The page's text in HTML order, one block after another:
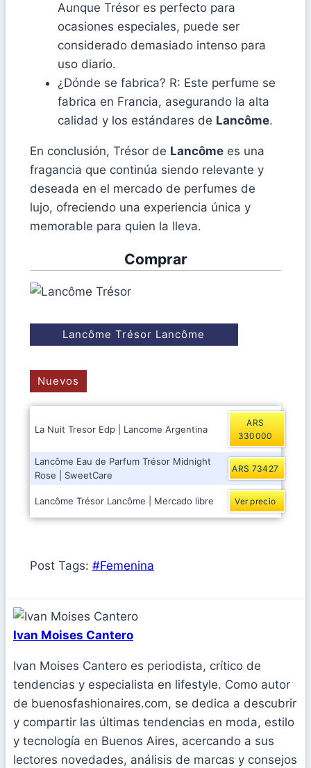
Aunque Trésor es perfecto para
ocasiones especiales, puede ser
considerado demasiado intenso para
uso diario.
¿Dónde se fabrica? R: Este perfume se
fabrica en Francia, asegurando la alta
calidad y los estándares de Lancôme.
En conclusión, Trésor de Lancôme es una
fragancia que continúa siendo relevante y
deseada en el mercado de perfumes de
lujo, ofreciendo una experiencia única y
memorable para quien la lleva.
Comprar
Lancôme Trésor Lancôme
Nuevos
La Nuit Tresor Edp | Lancome Argentina
ARS
330000
Lancôme Eau de Parfum Trésor Midnight
Rose | SweetCare
ARS 73427
Lancôme Trésor Lancôme | Mercado libre Ver precio
Post Tags: #Femenina
Ivan Moises Cantero
Ivan Moises Cantero es periodista, crítico de
tendencias y especialista en lifestyle. Como autor
de buenosfashionaires.com, se dedica a descubrir
y compartir las últimas tendencias en moda, estilo
y tecnología en Buenos Aires, acercando a sus
lectores novedades, análisis de marcas y consejos